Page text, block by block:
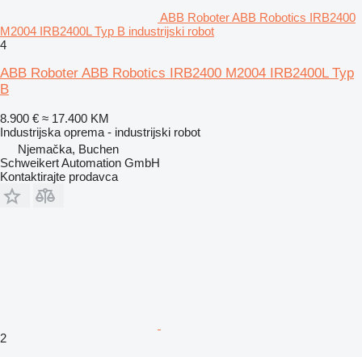
ABB Roboter ABB Robotics IRB2400
M2004 IRB2400L Typ B industrijski robot
4
ABB Roboter ABB Robotics IRB2400 M2004 IRB2400L Typ
B
8.900 € ≈ 17.400 KM
Industrijska oprema - industrijski robot
Njemačka, Buchen
Schweikert Automation GmbH
Kontaktirajte prodavca
2